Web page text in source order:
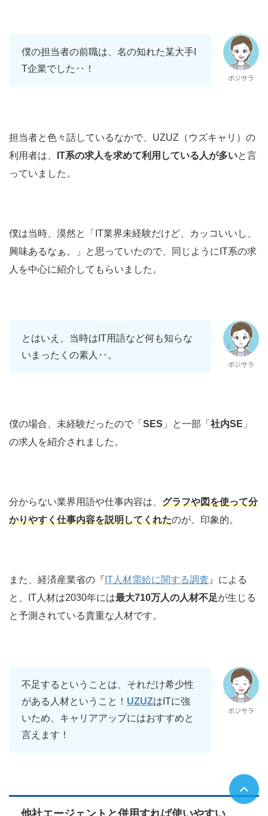
僕の担当者の前職は、名の知れた某大手I
T企業でした‥！
ポジサラ
担当者と色々話しているなかで、UZUZ（ウズキャリ）の
利用者は、
IT系の求人を求めて利用している人が多いと言
っていました。
僕は当時、漠然と「IT業界未経験だけど、カッコいいし、
興味あるなぁ。」と思っていたので、同じようにIT系の求
人を中心に紹介してもらいました。
とはいえ、当時はIT用語など何も知らな
いまったくの素人‥。
ポジサラ
僕の場合、未経験だったので「 SES 」と一部「 社内SE 」
の求人を紹介されました。
分からない業界用語や仕事内容は、 グラフや図を使って分
かりやすく仕事内容を説明してくれたのが、印象的。
また、経済産業省の『 IT人材需給に関する調査 』による
と、IT人材は2030年には最大710万人の人材不足が生じる
と予測されている貴重な人材です。
不足するということは、それだけ希少性
がある人材ということ！ UZUZはITに強
いため、キャリアアップにはおすすめと
言えます！
ポジサラ